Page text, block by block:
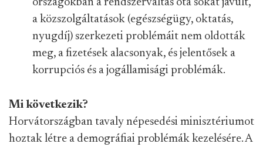
országokban a rendszerváltás óta sokat javult,
a közszolgáltatások (egészségügy, oktatás,
nyugdíj) szerkezeti problémáit nem oldották
meg, a fizetések alacsonyak, és jelentősek a
korrupciós és a jogállamisági problémák.
Mi következik?
Horvátországban tavaly népesedési minisztériumot
hoztak létre a demográfiai problémák kezelésére. A